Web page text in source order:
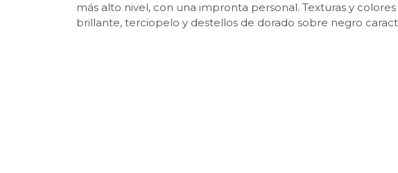
más alto nivel, con una impronta personal. Texturas y
brillante, terciopelo y destellos de dorado sobre negro